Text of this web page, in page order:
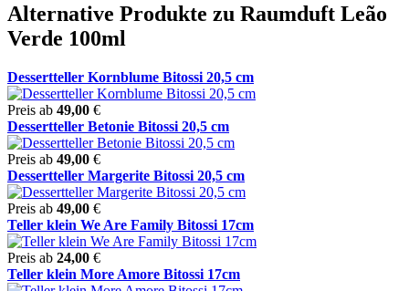
Alternative Produkte zu Raumduft Leão
Verde 100ml
Dessertteller Kornblume Bitossi 20,5 cm
Preis ab 49,00 €
Dessertteller Betonie Bitossi 20,5 cm
Preis ab 49,00 €
Dessertteller Margerite Bitossi 20,5 cm
Preis ab 49,00 €
Teller klein We Are Family Bitossi 17cm
Preis ab 24,00 €
Teller klein More Amore Bitossi 17cm